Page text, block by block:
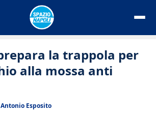
la trappola per
alla mossa anti
Antonio Esposito